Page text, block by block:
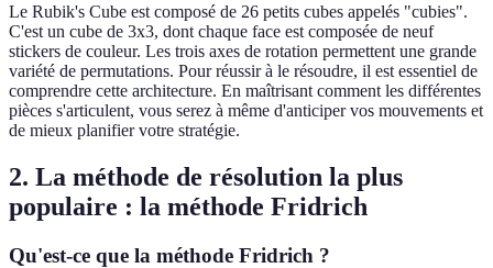
Le Rubik's Cube est composé de 26 petits cubes appelés "cubies".
C'est un cube de 3x3, dont chaque face est composée de neuf
stickers de couleur. Les trois axes de rotation permettent une grande
variété de permutations. Pour réussir à le résoudre, il est essentiel de
comprendre cette architecture. En maîtrisant comment les différentes
pièces s'articulent, vous serez à même d'anticiper vos mouvements et
de mieux planifier votre stratégie.
2. La méthode de résolution la plus
populaire : la méthode Fridrich
Qu'est-ce que la méthode Fridrich ?